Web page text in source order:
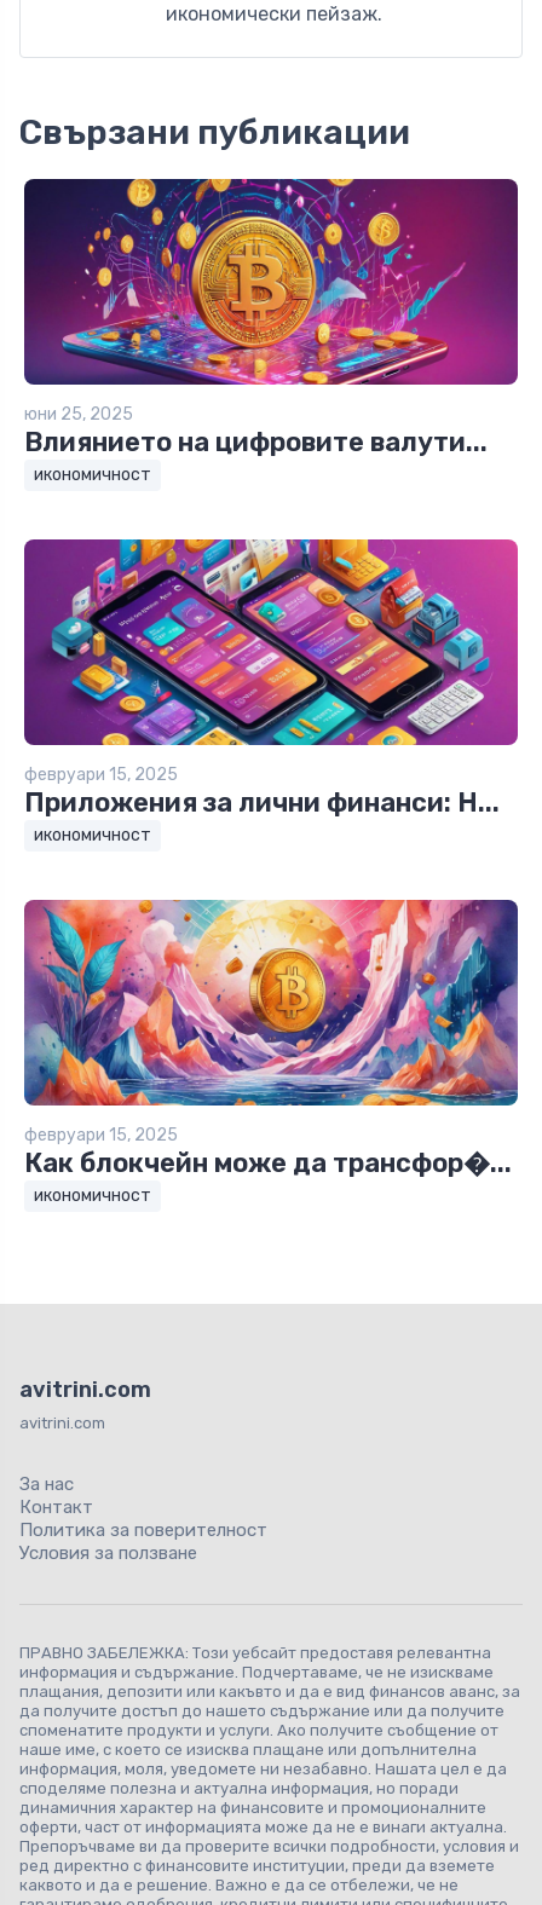
икономически пейзаж.
Свързани публикации
юни 25, 2025
Влиянието на цифровите валути...
икономичност
февруари 15, 2025
Приложения за лични финанси: Н...
икономичност
февруари 15, 2025
Как блокчейн може да трансфор�...
икономичност
avitrini.com
avitrini.com
За нас
Контакт
Политика за поверителност
Условия за ползване
ПРАВНО ЗАБЕЛЕЖКА: Този уебсайт предоставя релевантна
информация и съдържание. Подчертаваме, че не изискваме
плащания, депозити или какъвто и да е вид финансов аванс, за
да получите достъп до нашето съдържание или да получите
споменатите продукти и услуги. Ако получите съобщение от
наше име, с което се изисква плащане или допълнителна
информация, моля, уведомете ни незабавно. Нашата цел е да
споделяме полезна и актуална информация, но поради
динамичния характер на финансовите и промоционалните
оферти, част от информацията може да не е винаги актуална.
Препоръчваме ви да проверите всички подробности, условия и
ред директно с финансовите институции, преди да вземете
каквото и да е решение. Важно е да се отбележи, че не